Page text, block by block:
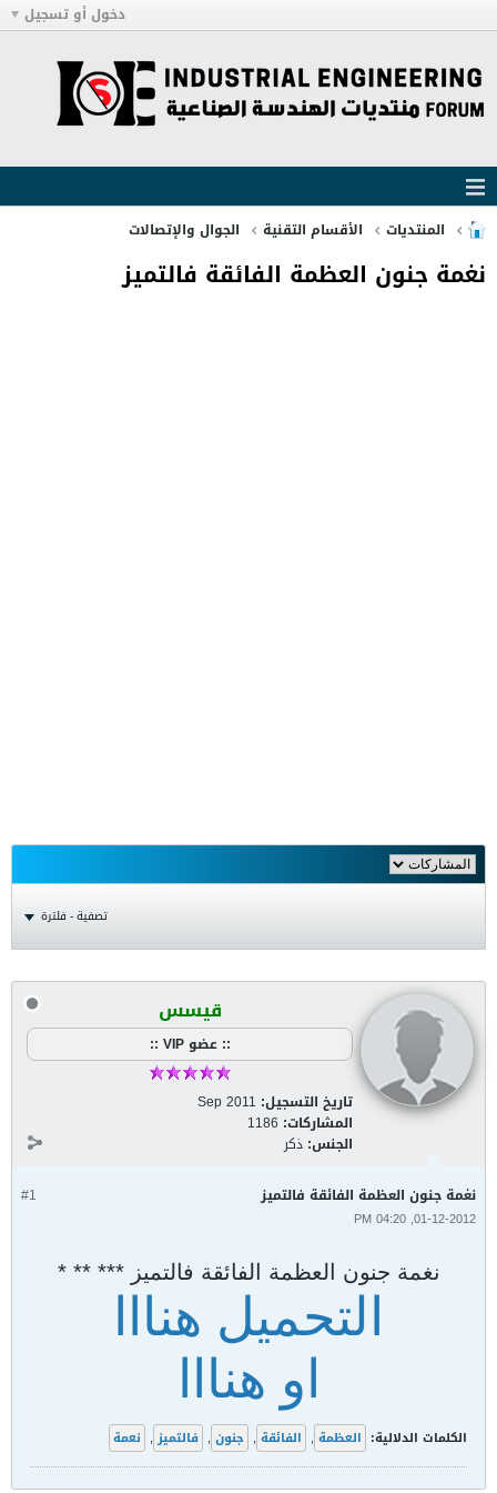
دخول أو تسجيل
المنتديات الأقسام التقنية الجوال والإتصالات
نغمة جنون العظمة الفائقة فالتميز
تصفية - فلترة
قيسس
:: عضو VIP ::
تاريخ التسجيل: Sep 2011
المشاركات: 1186
الجنس: ذكر
#1 نغمة جنون العظمة الفائقة فالتميز
01-12-2012, 04:20 PM
نغمة جنون العظمة الفائقة فالتميز *** ** *
التحميل هنااا
او هنااا
الكلمات الدلالية: العظمة , الفائقة , جنون , فالتميز , نعمة